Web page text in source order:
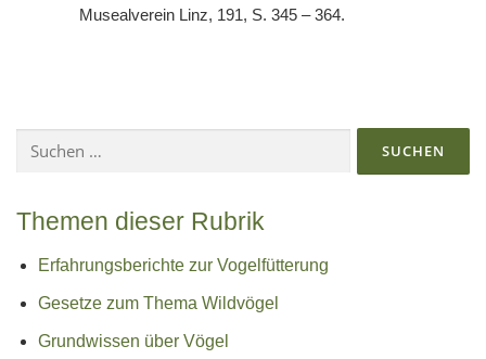
Musealverein Linz, 191, S. 345 – 364.
nach:
Themen dieser Rubrik
Erfahrungsberichte zur Vogelfütterung
Gesetze zum Thema Wildvögel
Grundwissen über Vögel